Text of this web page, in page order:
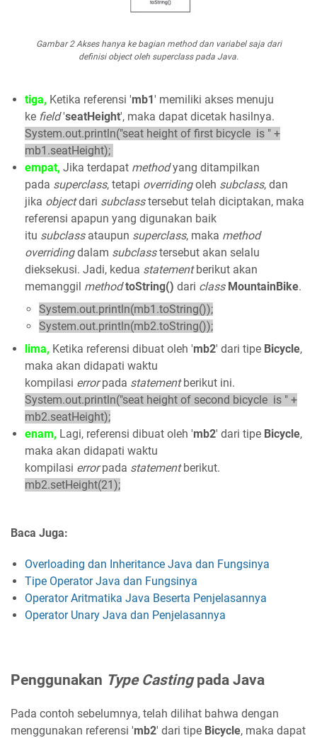
Gambar 2 Akses hanya ke bagian methoddan variabel saja dari
definisi objectoleh superclasspada Java.
tiga, Ketika referensi 'mb1' memiliki akses menuju
ke field'seatHeight', maka dapat dicetak hasilnya.
System.out.println("seat height of first bicycle is " +
mb1.seatHeight);
empat, Jika terdapat methodyang ditampilkan
pada superclass, tetapi overridingoleh subclass, dan
jika objectdari subclasstersebut telah diciptakan, maka
referensi apapun yang digunakan baik
itu subclassataupun superclass, maka method
overridingdalam subclasstersebut akan selalu
dieksekusi. Jadi, kedua statementberikut akan
memanggil method toString() dari class MountainBike.
System.out.println(mb1.toString());
System.out.println(mb2.toString());
lima, Ketika referensi dibuat oleh 'mb2' dari tipe Bicycle,
maka akan didapati waktu
kompilasi errorpada statementberikut ini.
System.out.println("seat height of second bicycle is " +
mb2.seatHeight);
enam, Lagi, referensi dibuat oleh 'mb2' dari tipe Bicycle,
maka akan didapati waktu
kompilasi errorpada statementberikut.
mb2.setHeight(21);
Baca Juga:
Overloading dan Inheritance Java dan Fungsinya
Tipe Operator Java dan Fungsinya
Operator Aritmatika Java Beserta Penjelasannya
Operator Unary Java dan Penjelasannya
Penggunakan Type Castingpada Java
Pada contoh sebelumnya, telah dilihat bahwa dengan
menggunakan referensi 'mb2' dari tipe Bicycle, maka dapat